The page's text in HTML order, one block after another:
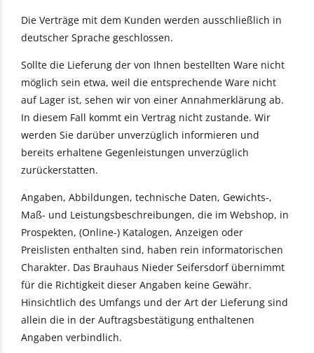
Die Verträge mit dem Kunden werden ausschließlich in
deutscher Sprache geschlossen.
Sollte die Lieferung der von Ihnen bestellten Ware nicht
möglich sein etwa, weil die entsprechende Ware nicht
auf Lager ist, sehen wir von einer Annahmerklärung ab.
In diesem Fall kommt ein Vertrag nicht zustande. Wir
werden Sie darüber unverzüglich informieren und
bereits erhaltene Gegenleistungen unverzüglich
zurückerstatten.
Angaben, Abbildungen, technische Daten, Gewichts-,
Maß- und Leistungsbeschreibungen, die im Webshop, in
Prospekten, (Online-) Katalogen, Anzeigen oder
Preislisten enthalten sind, haben rein informatorischen
Charakter. Das Brauhaus Nieder Seifersdorf übernimmt
für die Richtigkeit dieser Angaben keine Gewähr.
Hinsichtlich des Umfangs und der Art der Lieferung sind
allein die in der Auftragsbestätigung enthaltenen
Angaben verbindlich.